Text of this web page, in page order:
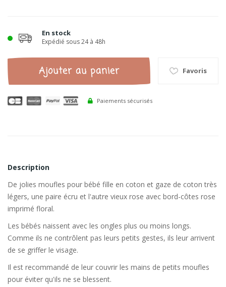
En stock
Expédié sous 24 à 48h
Ajouter au panier Favoris
Paiements sécurisés
Description
De jolies moufles pour bébé fille en coton et gaze de coton très
légers, une paire écru et l'autre vieux rose avec bord-côtes rose
imprimé floral.
Les bébés naissent avec les ongles plus ou moins longs.
Comme ils ne contrôlent pas leurs petits gestes, ils leur arrivent
de se griffer le visage.
Il est recommandé de leur couvrir les mains de petits moufles
pour éviter qu'ils ne se blessent.